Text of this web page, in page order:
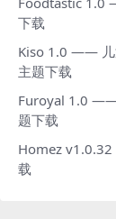
下载
Kiso 1.0 —— 儿
主题下载
Furoyal 1.0 ——
题下载
Homez v1.0.32
载